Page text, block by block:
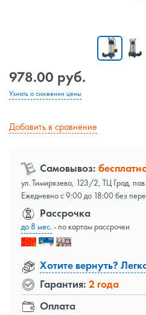
978.00 руб.
Узнать о снижении цены
Добавить в сравнение
Самовывоз:
ул. Тимирязева, 123/2, ТЦ Град,
Ежедневно с 9:00 до 18:00 без
Оплата
Рассрочка
до 8 мес.- по картам рассрочки
Хотите вернуть?
Гарантия: 2 года